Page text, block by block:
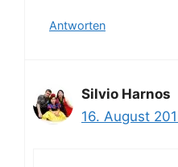
Antworten
Silvio Harnos
16. August